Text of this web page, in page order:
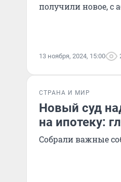
получили новое, с
13 ноября, 2024, 15:00
СТРАНА И МИР
Новый суд
на ипотеку:
Собрали важные